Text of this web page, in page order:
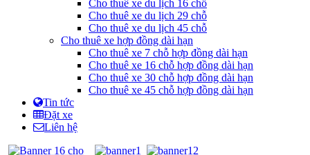
Cho thuê xe du lịch 16 chỗ
Cho thuê xe du lịch 29 chỗ
Cho thuê xe du lịch 45 chỗ
Cho thuê xe hợp đồng dài hạn
Cho thuê xe 7 chỗ hợp đồng dài hạn
Cho thuê xe 16 chỗ hợp đồng dài hạn
Cho thuê xe 30 chỗ hợp đồng dài hạn
Cho thuê xe 45 chỗ hợp đồng dài hạn
Tin tức
Đặt xe
Liên hệ